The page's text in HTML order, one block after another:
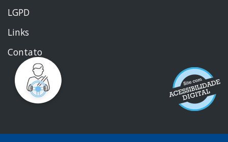
LGPD
Links
Contato